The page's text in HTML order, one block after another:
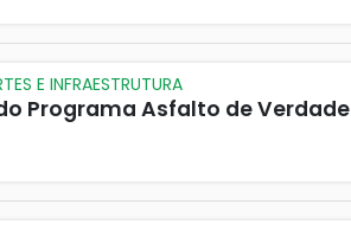
E INFRAESTRUTURA
Programa Asfalto de Verdade